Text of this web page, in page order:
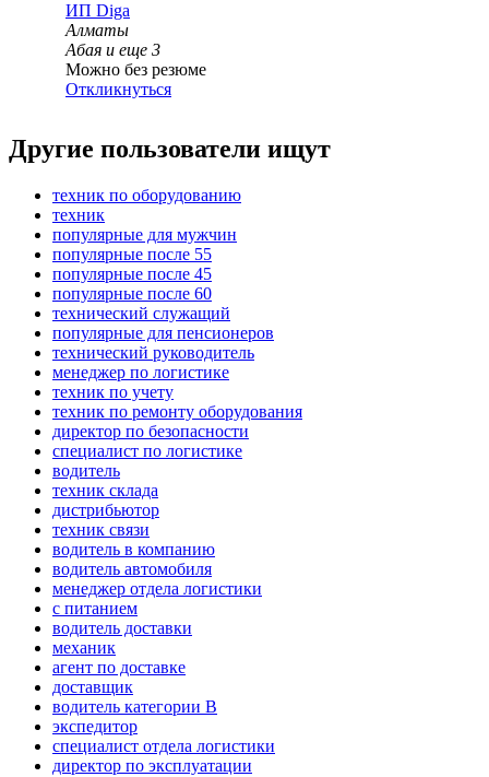
ИП Diga
Алматы
Абая и еще 3
Можно без резюме
Откликнуться
Другие пользователи ищут
техник по оборудованию
техник
популярные для мужчин
популярные после 55
популярные после 45
популярные после 60
технический служащий
популярные для пенсионеров
технический руководитель
менеджер по логистике
техник по учету
техник по ремонту оборудования
директор по безопасности
специалист по логистике
водитель
техник склада
дистрибьютор
техник связи
водитель в компанию
водитель автомобиля
менеджер отдела логистики
с питанием
водитель доставки
механик
агент по доставке
доставщик
водитель категории B
экспедитор
специалист отдела логистики
директор по эксплуатации